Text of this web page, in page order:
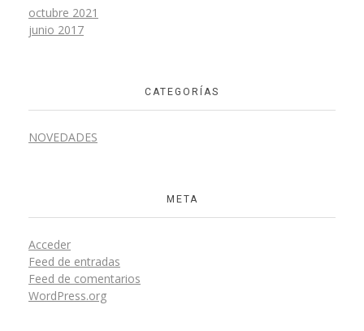
octubre 2021
junio 2017
CATEGORÍAS
NOVEDADES
META
Acceder
Feed de entradas
Feed de comentarios
WordPress.org